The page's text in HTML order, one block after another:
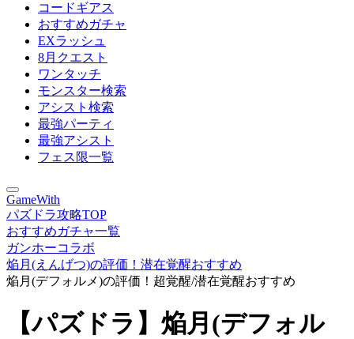
コードギアス
おすすめガチャ
EXラッシュ
8月クエスト
ワンタッチ
モンスター検索
アシスト検索
最強パーティ
最強アシスト
フェス限一覧
GameWith
パズドラ攻略TOP
おすすめガチャ一覧
ガンホーコラボ
焔月(えんげつ)の評価！潜在覚醒おすすめ
焔月(デフォルメ)の評価！超覚醒/潜在覚醒おすすめ
【パズドラ】焔月(デフォル